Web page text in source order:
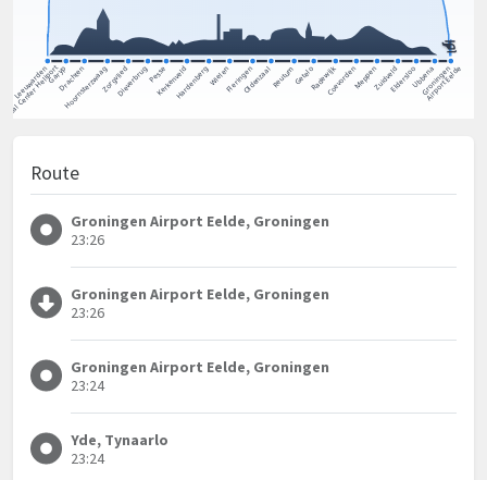
Route
Groningen Airport Eelde, Groningen
23:26
Groningen Airport Eelde, Groningen
23:26
Groningen Airport Eelde, Groningen
23:24
Yde, Tynaarlo
23:24